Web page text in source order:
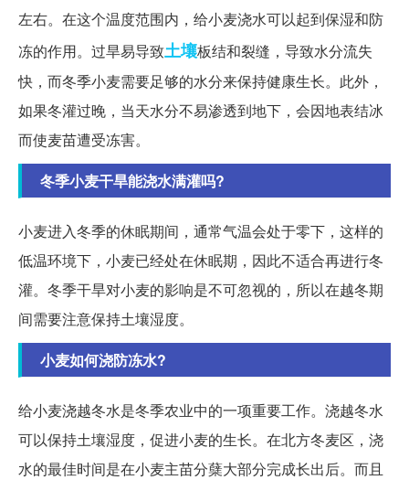
左右。在这个温度范围内，给小麦浇水可以起到保湿和防
冻的作用。过旱易导致土壤板结和裂缝，导致水分流失
快，而冬季小麦需要足够的水分来保持健康生长。此外，
如果冬灌过晚，当天水分不易渗透到地下，会因地表结冰
而使麦苗遭受冻害。
冬季小麦干旱能浇水满灌吗?
小麦进入冬季的休眠期间，通常气温会处于零下，这样的
低温环境下，小麦已经处在休眠期，因此不适合再进行冬
灌。冬季干旱对小麦的影响是不可忽视的，所以在越冬期
间需要注意保持土壤湿度。
小麦如何浇防冻水?
给小麦浇越冬水是冬季农业中的一项重要工作。浇越冬水
可以保持土壤湿度，促进小麦的生长。在北方冬麦区，浇
水的最佳时间是在小麦主苗分蘖大部分完成长出后。而且